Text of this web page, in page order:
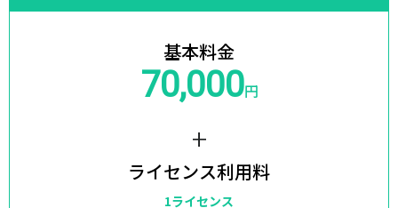
基本料金
70,000円
+
ライセンス利用料
1ライセンス